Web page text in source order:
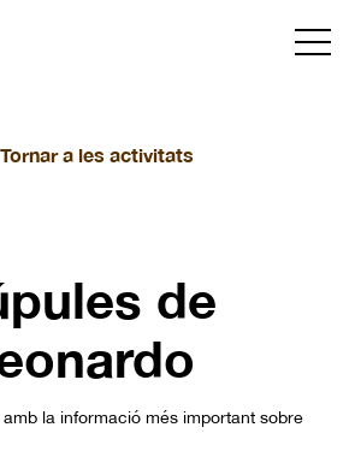
Tornar a les activitats
de
la informació més important sobre